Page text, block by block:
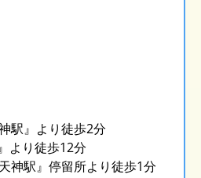
駅』より徒歩2分
より徒歩12分
神駅』停留所より徒歩1分